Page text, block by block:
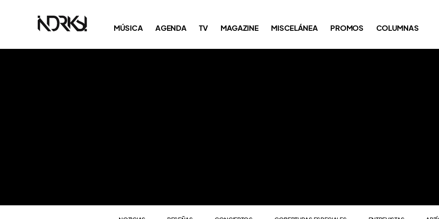
MÚSICA AGENDA TV MAGAZINE MISCELÁNEA PROMOS COLUMNAS